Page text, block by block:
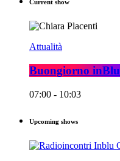
Current show
Attualità
Buongiorno inBlu
07:00 - 10:03
Upcoming shows